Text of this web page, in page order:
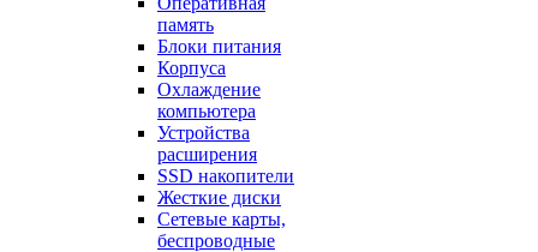
память
Блоки питания
Корпуса
Охлаждение
компьютера
Устройства
расширения
SSD накопители
Жесткие диски
Сетевые карты,
беспроводные